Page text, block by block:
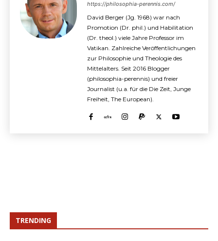
https://philosophia-perennis.com/
David Berger (Jg. 1968) war nach
Promotion (Dr. phil.) und Habilitation
(Dr. theol.) viele Jahre Professor im
Vatikan. Zahlreiche Veröffentlichungen
zur Philosophie und Theologie des
Mittelalters. Seit 2016 Blogger
(philosophia-perennis) und freier
Journalist (u.a. für die Die Zeit, Junge
Freiheit, The European).
TRENDING